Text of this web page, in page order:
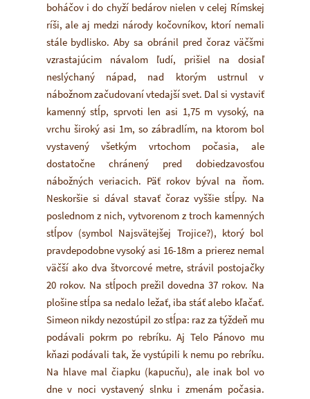
boháčov i do chyží bedárov nielen v celej Rímskej
ríši, ale aj medzi národy kočovníkov, ktorí nemali
stále bydlisko. Aby sa obránil pred čoraz väčšmi
vzrastajúcim návalom ľudí, prišiel na dosiaľ
neslýchaný nápad, nad ktorým ustrnul v
nábožnom začudovaní vtedajší svet. Dal si vystaviť
kamenný stĺp, sprvoti len asi 1,75 m vysoký, na
vrchu široký asi 1m, so zábradlím, na ktorom bol
vystavený všetkým vrtochom počasia, ale
dostatočne chránený pred dobiedzavosťou
nábožných veriacich. Päť rokov býval na ňom.
Neskoršie si dával stavať čoraz vyššie stĺpy. Na
poslednom z nich, vytvorenom z troch kamenných
stĺpov (symbol Najsvätejšej Trojice?), ktorý bol
pravdepodobne vysoký asi 16-18m a prierez nemal
väčší ako dva štvorcové metre, strávil postojačky
20 rokov. Na stĺpoch prežil dovedna 37 rokov. Na
plošine stĺpa sa nedalo ležať, iba stáť alebo kľačať.
Simeon nikdy nezostúpil zo stĺpa: raz za týždeň mu
podávali pokrm po rebríku. Aj Telo Pánovo mu
kňazi podávali tak, že vystúpili k nemu po rebríku.
Na hlave mal čiapku (kapucňu), ale inak bol vo
dne v noci vystavený slnku i zmenám počasia.